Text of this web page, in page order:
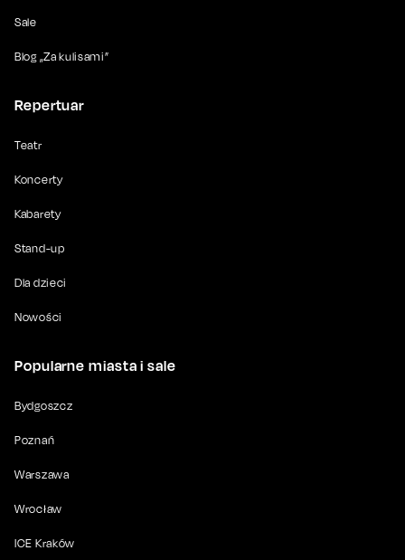
Sale
Blog „Za kulisami”
Repertuar
Teatr
Koncerty
Kabarety
Stand-up
Dla dzieci
Nowości
Popularne miasta i sale
Bydgoszcz
Poznań
Warszawa
Wrocław
ICE Kraków